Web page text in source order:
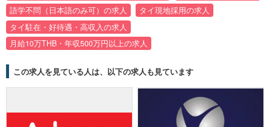
語学不問（日本語のみ可）の求人
タイ現地採用の求人
タイ駐在・好待遇・高収入の求人
月給10万THB・年収500万円以上の求人
この求人を見ている人は、以下の求人も見ています